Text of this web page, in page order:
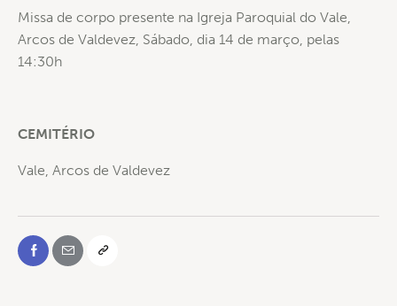
Missa de corpo presente na Igreja Paroquial do Vale,
Arcos de Valdevez, Sábado, dia 14 de março, pelas
14:30h
CEMITÉRIO
Vale, Arcos de Valdevez